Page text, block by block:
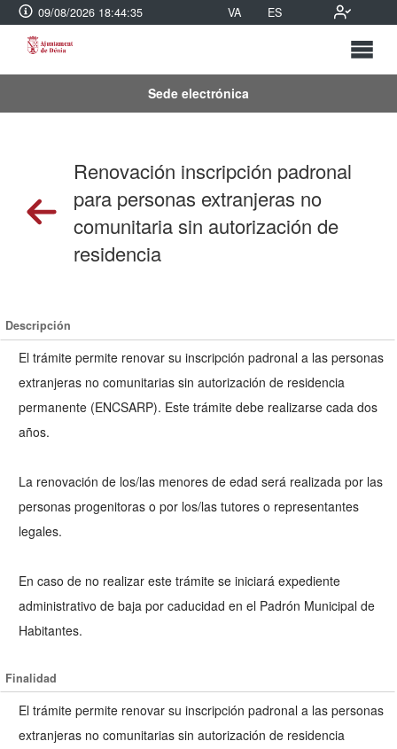
09/08/2026 18:44:35 VA ES
Sede electrónica
Renovación inscripción padronal
para personas extranjeras no
comunitaria sin autorización de
residencia
Descripción
El trámite permite renovar su inscripción padronal a las personas
extranjeras no comunitarias sin autorización de residencia
permanente (ENCSARP). Este trámite debe realizarse cada dos
años.
La renovación de los/las menores de edad será realizada por las
personas progenitoras o por los/las tutores o representantes
legales.
En caso de no realizar este trámite se iniciará expediente
administrativo de baja por caducidad en el Padrón Municipal de
Habitantes.
Finalidad
El trámite permite renovar su inscripción padronal a las personas
extranjeras no comunitarias sin autorización de residencia